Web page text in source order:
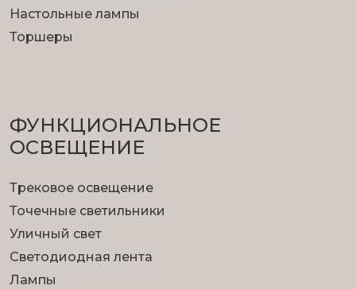
Настольные лампы
Торшеры
ФУНКЦИОНА­ЛЬНОЕ
ОСВЕЩЕНИЕ
Трековое освещение
Точечные светильники
Уличный свет
Светодиодная лента
Лампы